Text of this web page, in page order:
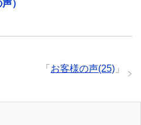
）
「 お客様の声(25) 」